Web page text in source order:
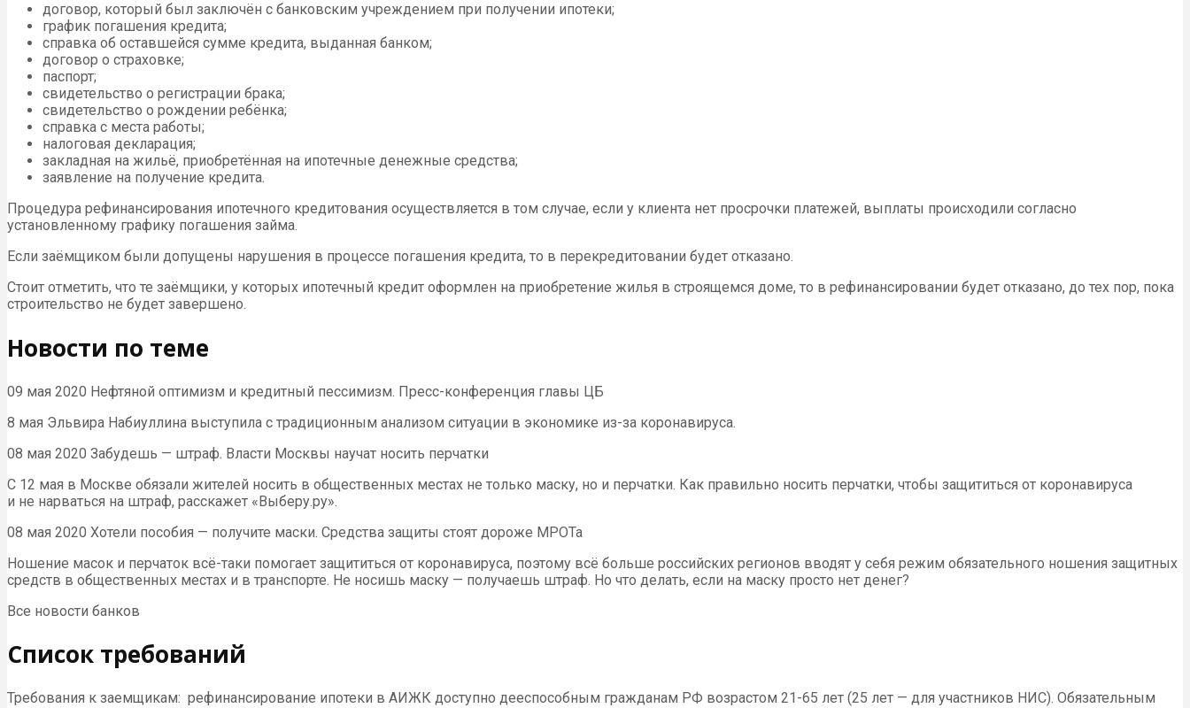
договор, который был заключён с банковским учреждением при получении ипотеки;
график погашения кредита;
справка об оставшейся сумме кредита, выданная банком;
договор о страховке;
паспорт;
свидетельство о регистрации брака;
свидетельство о рождении ребёнка;
справка с места работы;
налоговая декларация;
закладная на жильё, приобретённая на ипотечные денежные средства;
заявление на получение кредита.
Процедура рефинансирования ипотечного кредитования осуществляется в том случае, если у клиента нет просрочки платежей, выплаты происходили согласно
установленному графику погашения займа.
Если заёмщиком были допущены нарушения в процессе погашения кредита, то в перекредитовании будет отказано.
Стоит отметить, что те заёмщики, у которых ипотечный кредит оформлен на приобретение жилья в строящемся доме, то в рефинансировании будет отказано, до тех пор, пока
строительство не будет завершено.
Новости по теме
09 мая 2020 Нефтяной оптимизм и кредитный пессимизм. Пресс-конференция главы ЦБ
8 мая Эльвира Набиуллина выступила с традиционным анализом ситуации в экономике из-за коронавируса.
08 мая 2020 Забудешь — штраф. Власти Москвы научат носить перчатки
С 12 мая в Москве обязали жителей носить в общественных местах не только маску, но и перчатки. Как правильно носить перчатки, чтобы защититься от коронавируса
и не нарваться на штраф, расскажет «Выберу.ру».
08 мая 2020 Хотели пособия — получите маски. Средства защиты стоят дороже МРОТа
Ношение масок и перчаток всё-таки помогает защититься от коронавируса, поэтому всё больше российских регионов вводят у себя режим обязательного ношения защитных
средств в общественных местах и в транспорте. Не носишь маску — получаешь штраф. Но что делать, если на маску просто нет денег?
Все новости банков
Список требований
Требования к заемщикам: рефинансирование ипотеки в АИЖК доступно дееспособным гражданам РФ возрастом 21-65 лет (25 лет — для участников НИС). Обязательным